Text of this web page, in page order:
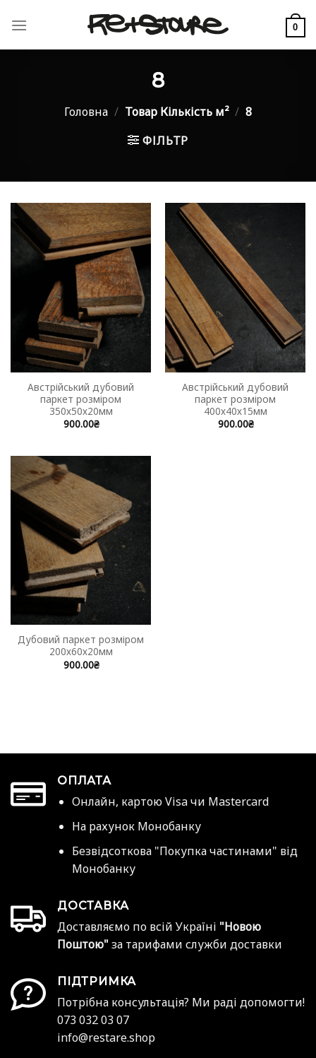
0
8
Головна / Товар Кількість м² / 8
ФІЛЬТР
Австрійський дубовий
паркет розміром
350х50х20мм
900.00₴
Австрійський дубовий
паркет розміром
400х40х15мм
900.00₴
Дубовий паркет розміром
200х60х20мм
900.00₴
ОПЛАТА
Онлайн, картою Visa чи Mastercard
На рахунок Монобанку
Безвідсоткова "Покупка частинами" від
Монобанку
ДОСТАВКА
Доставляємо по всій Україні "Новою
Поштою" за тарифами служби доставки
ПІДТРИМКА
Потрібна консультація? Ми раді допомогти!
073 032 03 07
info@restare.shop